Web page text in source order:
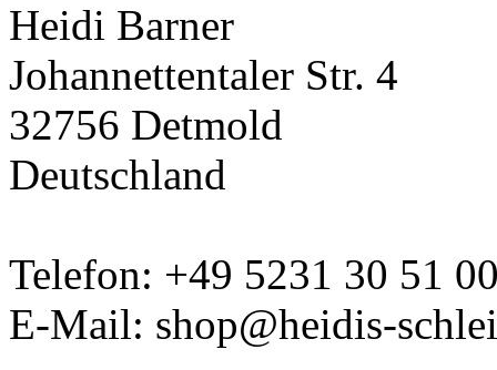
Heidi Barner
Johannettentaler Str. 4
32756 Detmold
Deutschland
Telefon: +49 5231 30 51
E-Mail: shop@heidis-